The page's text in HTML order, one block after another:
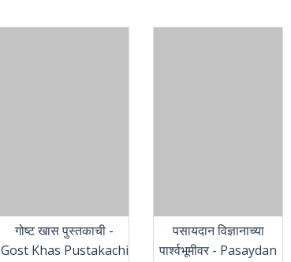
गोष्ट खास पुस्तकाची -
Gost Khas Pustakachi
पसायदान विज्ञानाच्या
पार्श्वभूमीवर - Pasaydan